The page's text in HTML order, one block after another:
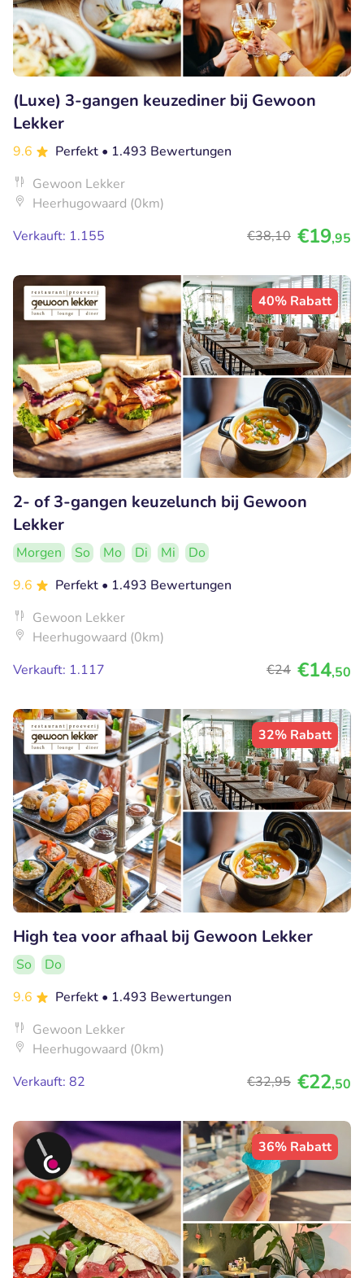
(Luxe) 3-gangen keuzediner bij Gewoon
Lekker
9.6 Perfekt • 1.493 Bewertungen
Gewoon Lekker
Heerhugowaard (0km)
Verkauft: 1.155
€38,10 €19,95
40% Rabatt
2- of 3-gangen keuzelunch bij Gewoon
Lekker
Morgen So Mo Di Mi
Do
9.6
Perfekt • 1.493 Bewertungen
Gewoon Lekker
Heerhugowaard (0km)
Verkauft: 1.117
€24 €14,50
32% Rabatt
High tea voor afhaal bij Gewoon Lekker
So
Do
9.6
Perfekt • 1.493 Bewertungen
Gewoon Lekker
Heerhugowaard (0km)
Verkauft: 82
€32,95 €22,50
36% Rabatt